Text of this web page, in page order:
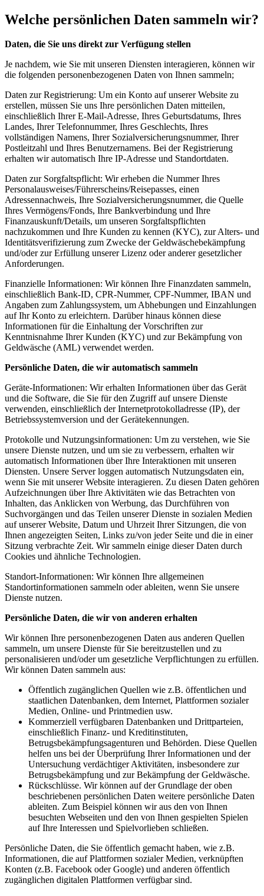
Welche persönlichen Daten sammeln wir?
Daten, die Sie uns direkt zur Verfügung stellen
Je nachdem, wie Sie mit unseren Diensten interagieren, können wir
die folgenden personenbezogenen Daten von Ihnen sammeln;
Daten zur Registrierung: Um ein Konto auf unserer Website zu
erstellen, müssen Sie uns Ihre persönlichen Daten mitteilen,
einschließlich Ihrer E-Mail-Adresse, Ihres Geburtsdatums, Ihres
Landes, Ihrer Telefonnummer, Ihres Geschlechts, Ihres
vollständigen Namens, Ihrer Sozialversicherungsnummer, Ihrer
Postleitzahl und Ihres Benutzernamens. Bei der Registrierung
erhalten wir automatisch Ihre IP-Adresse und Standortdaten.
Daten zur Sorgfaltspflicht: Wir erheben die Nummer Ihres
Personalausweises/Führerscheins/Reisepasses, einen
Adressennachweis, Ihre Sozialversicherungsnummer, die Quelle
Ihres Vermögens/Fonds, Ihre Bankverbindung und Ihre
Finanzauskunft/Details, um unseren Sorgfaltspflichten
nachzukommen und Ihre Kunden zu kennen (KYC), zur Alters- und
Identitätsverifizierung zum Zwecke der Geldwäschebekämpfung
und/oder zur Erfüllung unserer Lizenz oder anderer gesetzlicher
Anforderungen.
Finanzielle Informationen: Wir können Ihre Finanzdaten sammeln,
einschließlich Bank-ID, CPR-Nummer, CPF-Nummer, IBAN und
Angaben zum Zahlungssystem, um Abhebungen und Einzahlungen
auf Ihr Konto zu erleichtern. Darüber hinaus können diese
Informationen für die Einhaltung der Vorschriften zur
Kenntnisnahme Ihrer Kunden (KYC) und zur Bekämpfung von
Geldwäsche (AML) verwendet werden.
Persönliche Daten, die wir automatisch sammeln
Geräte-Informationen: Wir erhalten Informationen über das Gerät
und die Software, die Sie für den Zugriff auf unsere Dienste
verwenden, einschließlich der Internetprotokolladresse (IP), der
Betriebssystemversion und der Gerätekennungen.
Protokolle und Nutzungsinformationen: Um zu verstehen, wie Sie
unsere Dienste nutzen, und um sie zu verbessern, erhalten wir
automatisch Informationen über Ihre Interaktionen mit unseren
Diensten. Unsere Server loggen automatisch Nutzungsdaten ein,
wenn Sie mit unserer Website interagieren. Zu diesen Daten gehören
Aufzeichnungen über Ihre Aktivitäten wie das Betrachten von
Inhalten, das Anklicken von Werbung, das Durchführen von
Suchvorgängen und das Teilen unserer Dienste in sozialen Medien
auf unserer Website, Datum und Uhrzeit Ihrer Sitzungen, die von
Ihnen angezeigten Seiten, Links zu/von jeder Seite und die in einer
Sitzung verbrachte Zeit. Wir sammeln einige dieser Daten durch
Cookies und ähnliche Technologien.
Standort-Informationen: Wir können Ihre allgemeinen
Standortinformationen sammeln oder ableiten, wenn Sie unsere
Dienste nutzen.
Persönliche Daten, die wir von anderen erhalten
Wir können Ihre personenbezogenen Daten aus anderen Quellen
sammeln, um unsere Dienste für Sie bereitzustellen und zu
personalisieren und/oder um gesetzliche Verpflichtungen zu erfüllen.
Wir können Daten sammeln aus:
Öffentlich zugänglichen Quellen wie z.B. öffentlichen und
staatlichen Datenbanken, dem Internet, Plattformen sozialer
Medien, Online- und Printmedien usw.
Kommerziell verfügbaren Datenbanken und Drittparteien,
einschließlich Finanz- und Kreditinstituten,
Betrugsbekämpfungsagenturen und Behörden. Diese Quellen
helfen uns bei der Überprüfung Ihrer Informationen und der
Untersuchung verdächtiger Aktivitäten, insbesondere zur
Betrugsbekämpfung und zur Bekämpfung der Geldwäsche.
Rückschlüsse. Wir können auf der Grundlage der oben
beschriebenen persönlichen Daten weitere persönliche Daten
ableiten. Zum Beispiel können wir aus den von Ihnen
besuchten Webseiten und den von Ihnen gespielten Spielen
auf Ihre Interessen und Spielvorlieben schließen.
Persönliche Daten, die Sie öffentlich gemacht haben, wie z.B.
Informationen, die auf Plattformen sozialer Medien, verknüpften
Konten (z.B. Facebook oder Google) und anderen öffentlich
zugänglichen digitalen Plattformen verfügbar sind.